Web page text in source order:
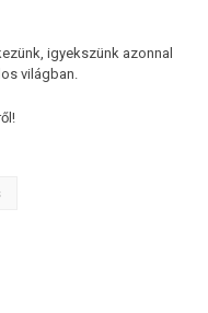
igyekszünk azonnal
világban.